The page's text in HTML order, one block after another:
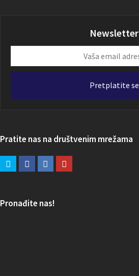
Newsletter
email
Pretplatite se
Pratite nas na društvenim mrežama
Pronađite nas!